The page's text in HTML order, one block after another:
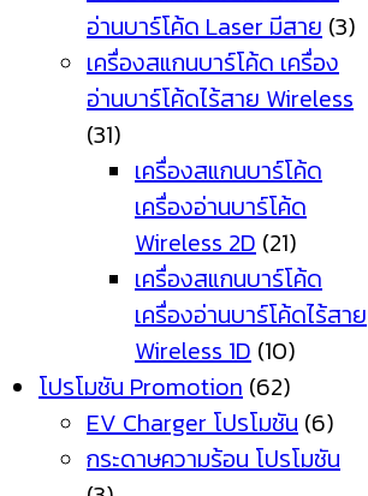
อ่านบาร์โค้ด Laser มีสาย (3)
เครื่องสแกนบาร์โค้ด เครื่อง
อ่านบาร์โค้ดไร้สาย Wireless
(31)
เครื่องสแกนบาร์โค้ด
เครื่องอ่านบาร์โค้ด
Wireless 2D (21)
เครื่องสแกนบาร์โค้ด
เครื่องอ่านบาร์โค้ดไร้สาย
Wireless 1D (10)
โปรโมชัน Promotion (62)
EV Charger โปรโมชัน (6)
กระดาษความร้อน โปรโมชัน